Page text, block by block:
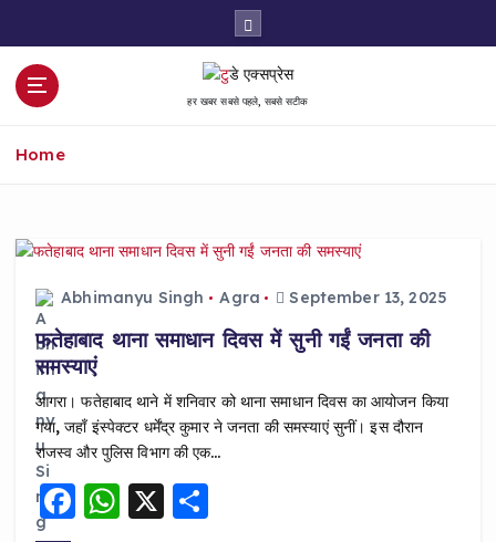
हर खबर सबसे पहले, सबसे सटीक
Home
Abhimanyu Singh Agra September 13, 2025
फतेहाबाद थाना समाधान दिवस में सुनी गईं जनता की
समस्याएं
आगरा। फतेहाबाद थाने में शनिवार को थाना समाधान दिवस का आयोजन किया
गया, जहाँ इंस्पेक्टर धर्मेंद्र कुमार ने जनता की समस्याएं सुनीं। इस दौरान
राजस्व और पुलिस विभाग की एक…
F WX S